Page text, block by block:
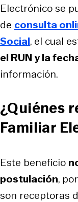
Electrónico se
de consulta
Social, el cual
el RUN y la
información.
¿Quiénes
Familiar
Este beneficio
postulación,
son receptoras